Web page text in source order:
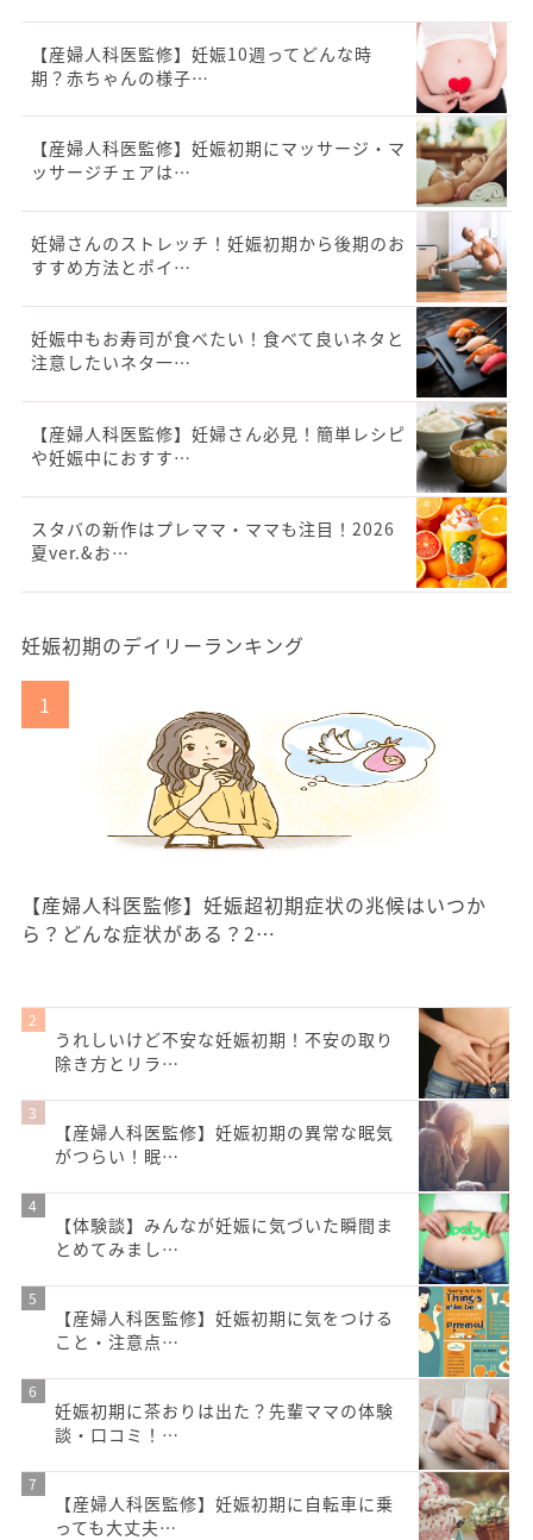
【産婦人科医監修】妊娠10週ってどんな時
期？赤ちゃんの様子…
【産婦人科医監修】妊娠初期にマッサージ・マ
ッサージチェアは…
妊婦さんのストレッチ！妊娠初期から後期のお
すすめ方法とポイ…
妊娠中もお寿司が食べたい！食べて良いネタと
注意したいネタ一…
【産婦人科医監修】妊婦さん必見！簡単レシピ
や妊娠中におすす…
スタバの新作はプレママ・ママも注目！2026
夏ver.&お…
妊娠初期のデイリーランキング
【産婦人科医監修】妊娠超初期症状の兆候はいつか
ら？どんな症状がある？2…
うれしいけど不安な妊娠初期！不安の取り
除き方とリラ…
【産婦人科医監修】妊娠初期の異常な眠気
がつらい！眠…
【体験談】みんなが妊娠に気づいた瞬間ま
とめてみまし…
【産婦人科医監修】妊娠初期に気をつける
こと・注意点…
妊娠初期に茶おりは出た？先輩ママの体験
談・口コミ！…
【産婦人科医監修】妊娠初期に自転車に乗
っても大丈夫…